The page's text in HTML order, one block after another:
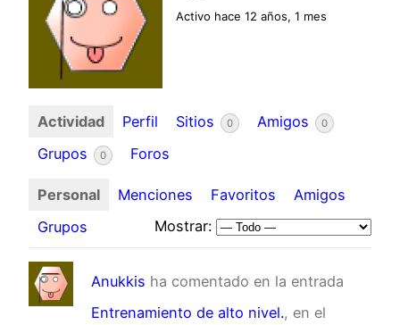
Activo hace 12 años, 1 mes
Actividad Perfil Sitios 0 Amigos 0
Grupos 0 Foros
Personal Menciones Favoritos
Amigos
Grupos
Mostrar:
Anukkis ha comentado en la entrada
Entrenamiento de alto nivel., en el